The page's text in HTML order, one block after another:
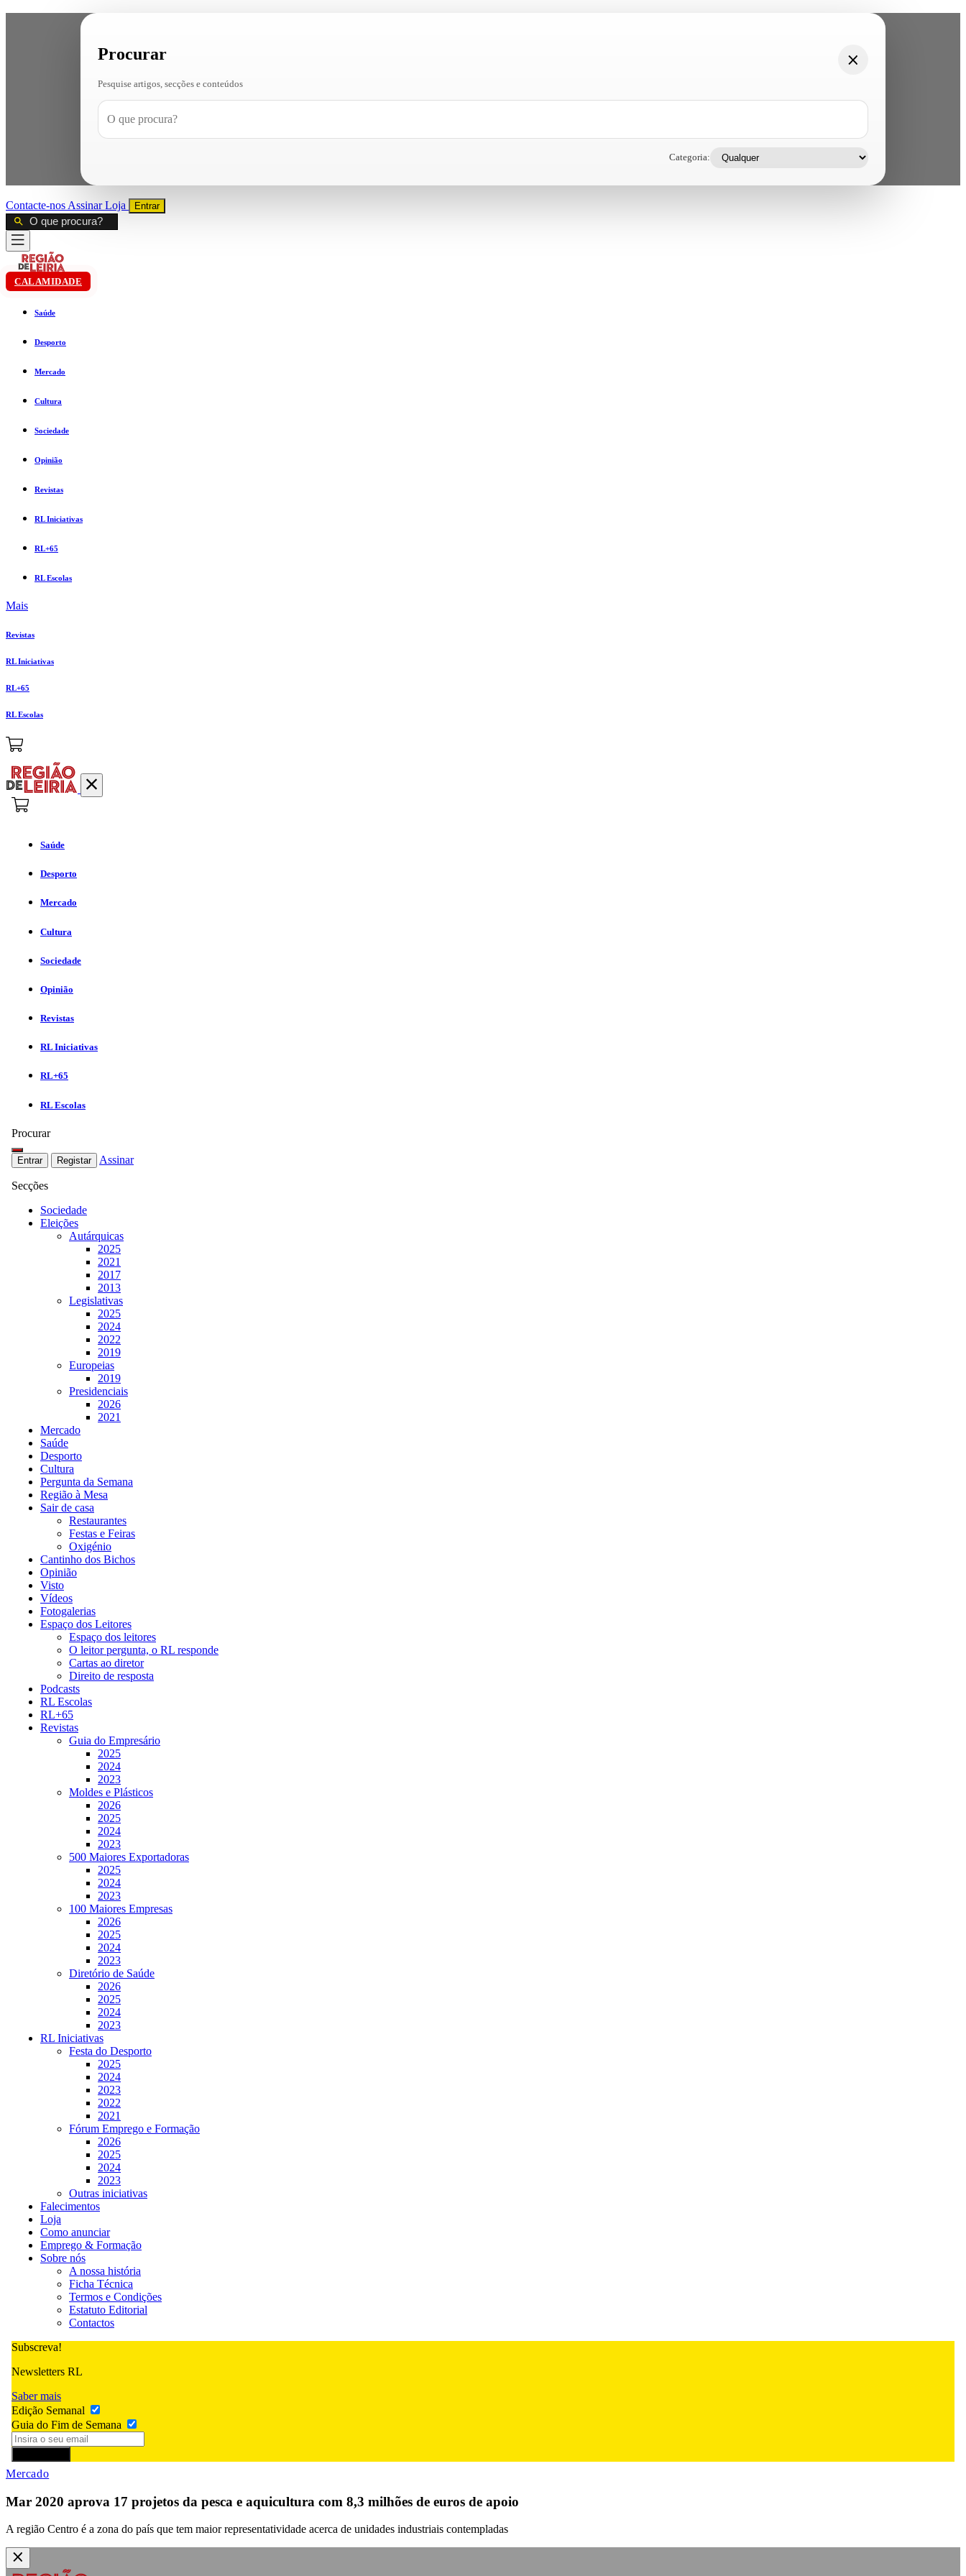
Procurar
Pesquise artigos, secções e conteúdos
Categoria:
Contacte-nos AssinarLoja Entrar
CALAMIDADE
Saúde
Desporto
Mercado
Cultura
Sociedade
Opinião
Revistas
RL Iniciativas
RL+65
RL Escolas
Mais
Revistas
RL Iniciativas
RL+65
RL Escolas
Saúde
Desporto
Mercado
Cultura
Sociedade
Opinião
Revistas
RL Iniciativas
RL+65
RL Escolas
Procurar
Entrar Registar Assinar
Secções
Sociedade
Eleições
Autárquicas
2025
2021
2017
2013
Legislativas
2025
2024
2022
2019
Europeias
2019
Presidenciais
2026
2021
Mercado
Saúde
Desporto
Cultura
Pergunta da Semana
Região à Mesa
Sair de casa
Restaurantes
Festas e Feiras
Oxigénio
Cantinho dos Bichos
Opinião
Visto
Vídeos
Fotogalerias
Espaço dos Leitores
Espaço dos leitores
O leitor pergunta, o RL responde
Cartas ao diretor
Direito de resposta
Podcasts
RL Escolas
RL+65
Revistas
Guia do Empresário
2025
2024
2023
Moldes e Plásticos
2026
2025
2024
2023
500 Maiores Exportadoras
2025
2024
2023
100 Maiores Empresas
2026
2025
2024
2023
Diretório de Saúde
2026
2025
2024
2023
RL Iniciativas
Festa do Desporto
2025
2024
2023
2022
2021
Fórum Emprego e Formação
2026
2025
2024
2023
Outras iniciativas
Falecimentos
Loja
Como anunciar
Emprego & Formação
Sobre nós
A nossa história
Ficha Técnica
Termos e Condições
Estatuto Editorial
Contactos
Subscreva!
Newsletters RL
Saber mais
Edição Semanal
Guia do Fim de Semana
Mercado
Mar 2020 aprova 17 projetos da pesca e aquicultura com 8,3 milhões de euros de apoio
A região Centro é a zona do país que tem maior representatividade acerca de unidades industriais contempladas